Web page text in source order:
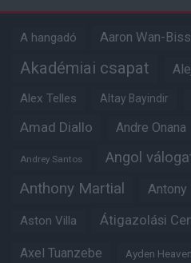
A hangadó Aaron Wan-
Akadémiai csapat
Alex Telles Altay Bayindir
Amad Diallo Andre Onana
Andrey Santos Angol
Anthony Martial Antony
Aston Villa Átigazolási
Axel Tuanzebe Ayden Heaven